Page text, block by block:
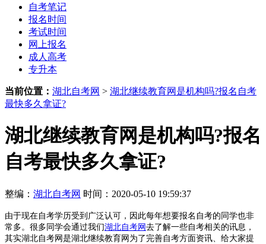
自考笔记
报名时间
考试时间
网上报名
成人高考
专升本
当前位置： 湖北自考网 > 湖北继续教育网是机构吗?报名自考
最快多久拿证?
湖北继续教育网是机构吗?报名
自考最快多久拿证?
整编： 湖北自考网 时间：2020-05-10 19:59:37
由于现在自考学历受到广泛认可，因此每年想要报名自考的同学也非
常多。很多同学会通过我们湖北自考网 去了解一些自考相关的讯息，
其实湖北自考网是湖北继续教育网为了完善自考方面资讯、给大家提